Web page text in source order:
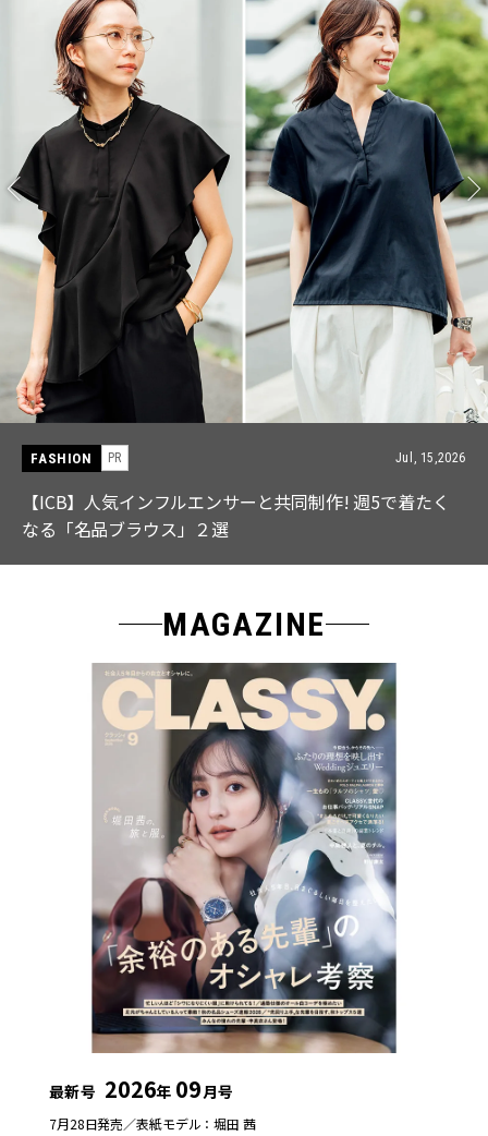
FASHION PR Jul, 15,2026
【ICB】人気インフルエンサーと共同制作! 週5で着たく
なる「名品ブラウス」２選
MAGAZINE
最新号 2026年 09月号
7月28日発売／表紙モデル：堀田 茜